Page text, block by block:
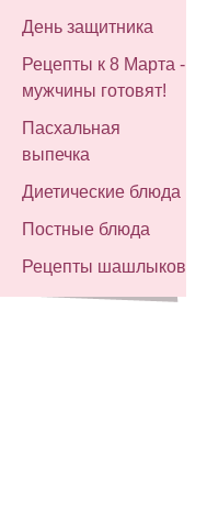
День защитника
Рецепты к 8 Марта -
мужчины готовят!
Пасхальная
выпечка
Диетические блюда
Постные блюда
Рецепты шашлыков